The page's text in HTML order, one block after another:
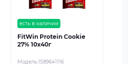
есть в наличии
FitWin Protein Cookie
27% 10x40г
Модель:1589641116